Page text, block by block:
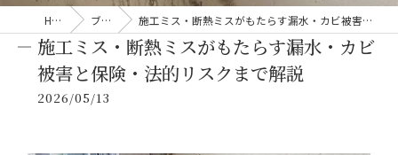
HOME ブログ 施工ミス・断熱ミスがもたらす漏水・カビ被害と保険・法的リスクまで解説
施工ミス・断熱ミスがもたらす漏水・カビ
被害と保険・法的リスクまで解説
2026/05/13